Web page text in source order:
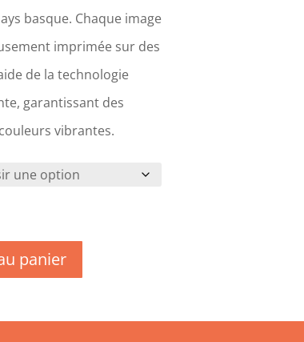
basque. Chaque image
imprimée sur des
de la technologie
garantissant des
vibrantes.
panier